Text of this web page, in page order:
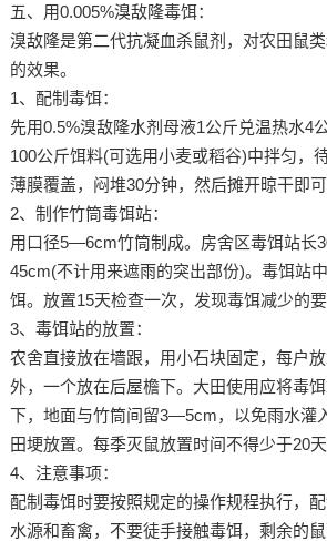
五、用0.005%溴敌隆毒饵：
溴敌隆是第二代抗凝血杀鼠剂，对农田鼠
的效果。
1、配制毒饵：
先用0.5%溴敌隆水剂母液1公斤兑温热水4
100公斤饵料(可选用小麦或稻谷)中拌匀，
薄膜覆盖，闷堆30分钟，然后摊开晾干即可
2、制作竹筒毒饵站：
用口径5—6cm竹筒制成。房舍区毒饵站长
45cm(不计用来遮雨的突出部份)。毒饵站
饵。放置15天检查一次，发现毒饵减少的要
3、毒饵站的放置：
农舍直接放在墙跟，用小石块固定，每户
外，一个放在后屋檐下。大田使用应将毒
下，地面与竹筒间留3—5cm，以免雨水灌
田埂放置。每季灭鼠放置时间不得少于20天
4、注意事项：
配制毒饵时要按照规定的操作规程执行，
水源和畜禽，不要徒手接触毒饵，剩余的